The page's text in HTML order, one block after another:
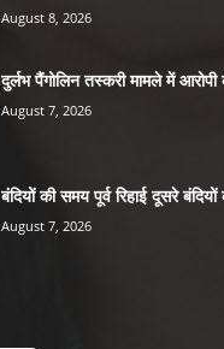
August 8, 2026
दुर्लभ पैंगोलिन तस्करी मामले में
August 7, 2026
बंदियों की समय पूर्व रिहाई दूसरे
August 7, 2026